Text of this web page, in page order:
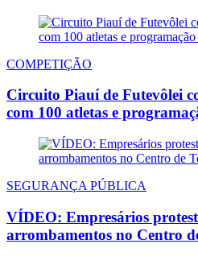
COMPETIÇÃO
Circuito Piauí de Futevôlei
com 100 atletas e
SEGURANÇA PÚBLICA
VÍDEO: Empresários
arrombamentos no Centro